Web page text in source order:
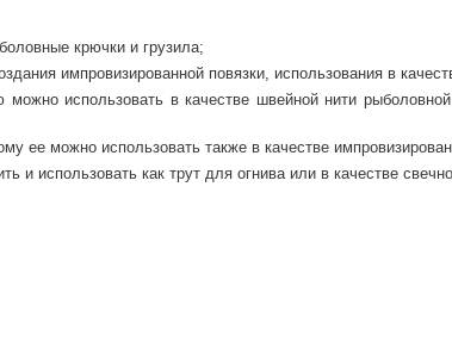
крючки и грузила;
импровизированной повязки, использования в
использовать в качестве швейной нити
ее можно использовать также в качестве
и использовать как трут для огнива или в качестве